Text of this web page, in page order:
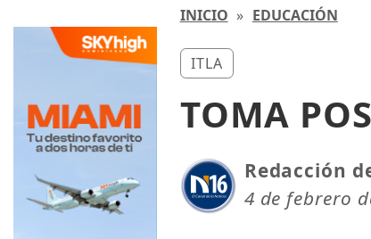
INICIO » EDUCACIÓN
ITLA
TOMA
Redacción
4 de febrero